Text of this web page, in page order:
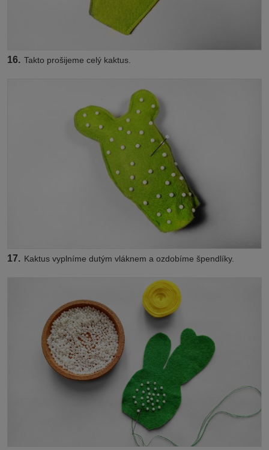
16. Takto prošijeme celý kaktus.
17. Kaktus vyplníme dutým vláknem a ozdobíme špendlíky.